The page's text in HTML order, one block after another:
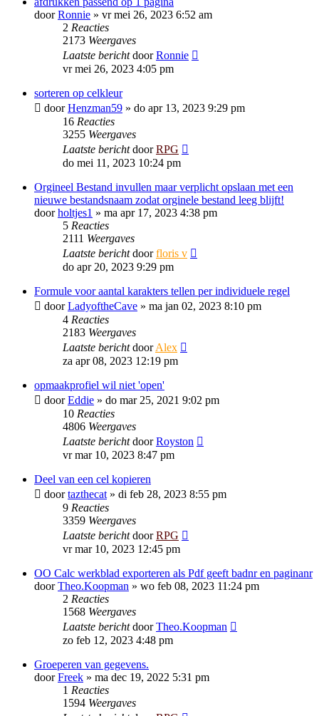
doorRonnie » vr mei 26, 2023 6:52 am
2 Reacties
2173 Weergaves
Laatste berichtdoorRonnie
vr mei 26, 2023 4:05 pm
sorteren op celkleur
doorHenzman59 » do apr 13, 2023 9:29 pm
16 Reacties
3255 Weergaves
Laatste berichtdoorRPG
do mei 11, 2023 10:24 pm
Orgineel Bestand invullen maar verplicht opslaan met een
nieuwe bestandsnaam zodat orginele bestand leeg blijft!
doorholtjes1 » ma apr 17, 2023 4:38 pm
5 Reacties
2111 Weergaves
Laatste berichtdoorfloris v
do apr 20, 2023 9:29 pm
Formule voor aantal karakters tellen per individuele regel
doorLadyoftheCave » ma jan 02, 2023 8:10 pm
4 Reacties
2183 Weergaves
Laatste berichtdoorAlex
za apr 08, 2023 12:19 pm
opmaakprofiel wil niet 'open'
doorEddie » do mar 25, 2021 9:02 pm
10 Reacties
4806 Weergaves
Laatste berichtdoorRoyston
vr mar 10, 2023 8:47 pm
Deel van een cel kopieren
doortazthecat » di feb 28, 2023 8:55 pm
9 Reacties
3359 Weergaves
Laatste berichtdoorRPG
vr mar 10, 2023 12:45 pm
OO Calc werkblad exporteren als Pdf geeft badnr en paginanr
doorTheo.Koopman » wo feb 08, 2023 11:24 pm
2 Reacties
1568 Weergaves
Laatste berichtdoorTheo.Koopman
zo feb 12, 2023 4:48 pm
Groeperen van gegevens.
doorFreek » ma dec 19, 2022 5:31 pm
1 Reacties
1594 Weergaves